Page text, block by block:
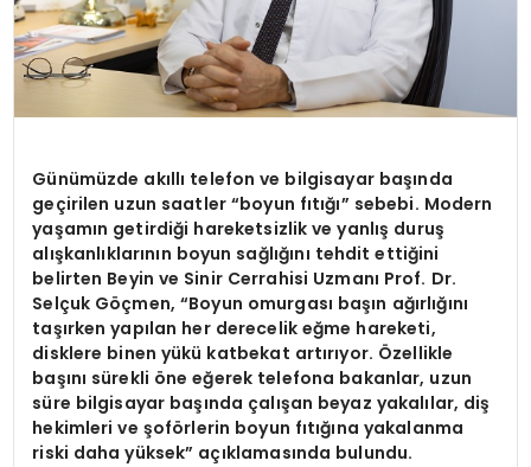
Günümüzde akıllı telefon ve bilgisayar başında
geçirilen uzun saatler “boyun fıtığı” sebebi. Modern
yaşamın getirdiği hareketsizlik ve yanlış duruş
alışkanlıklarının boyun sağlığını tehdit ettiğini
belirten Beyin ve Sinir Cerrahisi Uzmanı Prof. Dr.
Selçuk Göçmen, “Boyun omurgası başın ağırlığını
taşırken yapılan her derecelik eğme hareketi,
disklere binen yükü katbekat artırıyor. Özellikle
başını sürekli öne eğerek telefona bakanlar, uzun
süre bilgisayar başında çalışan beyaz yakalılar, diş
hekimleri ve şoförlerin boyun fıtığına yakalanma
riski daha yüksek” açıklamasında bulundu.